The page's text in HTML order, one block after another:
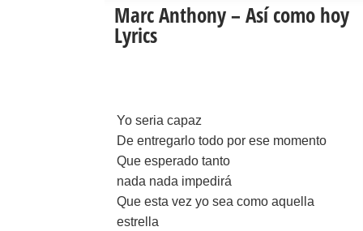
Marc Anthony – Así como hoy
Lyrics
Yo seria capaz
De entregarlo todo por ese momento
Que esperado tanto
nada nada impedirá
Que esta vez yo sea como aquella
estrella